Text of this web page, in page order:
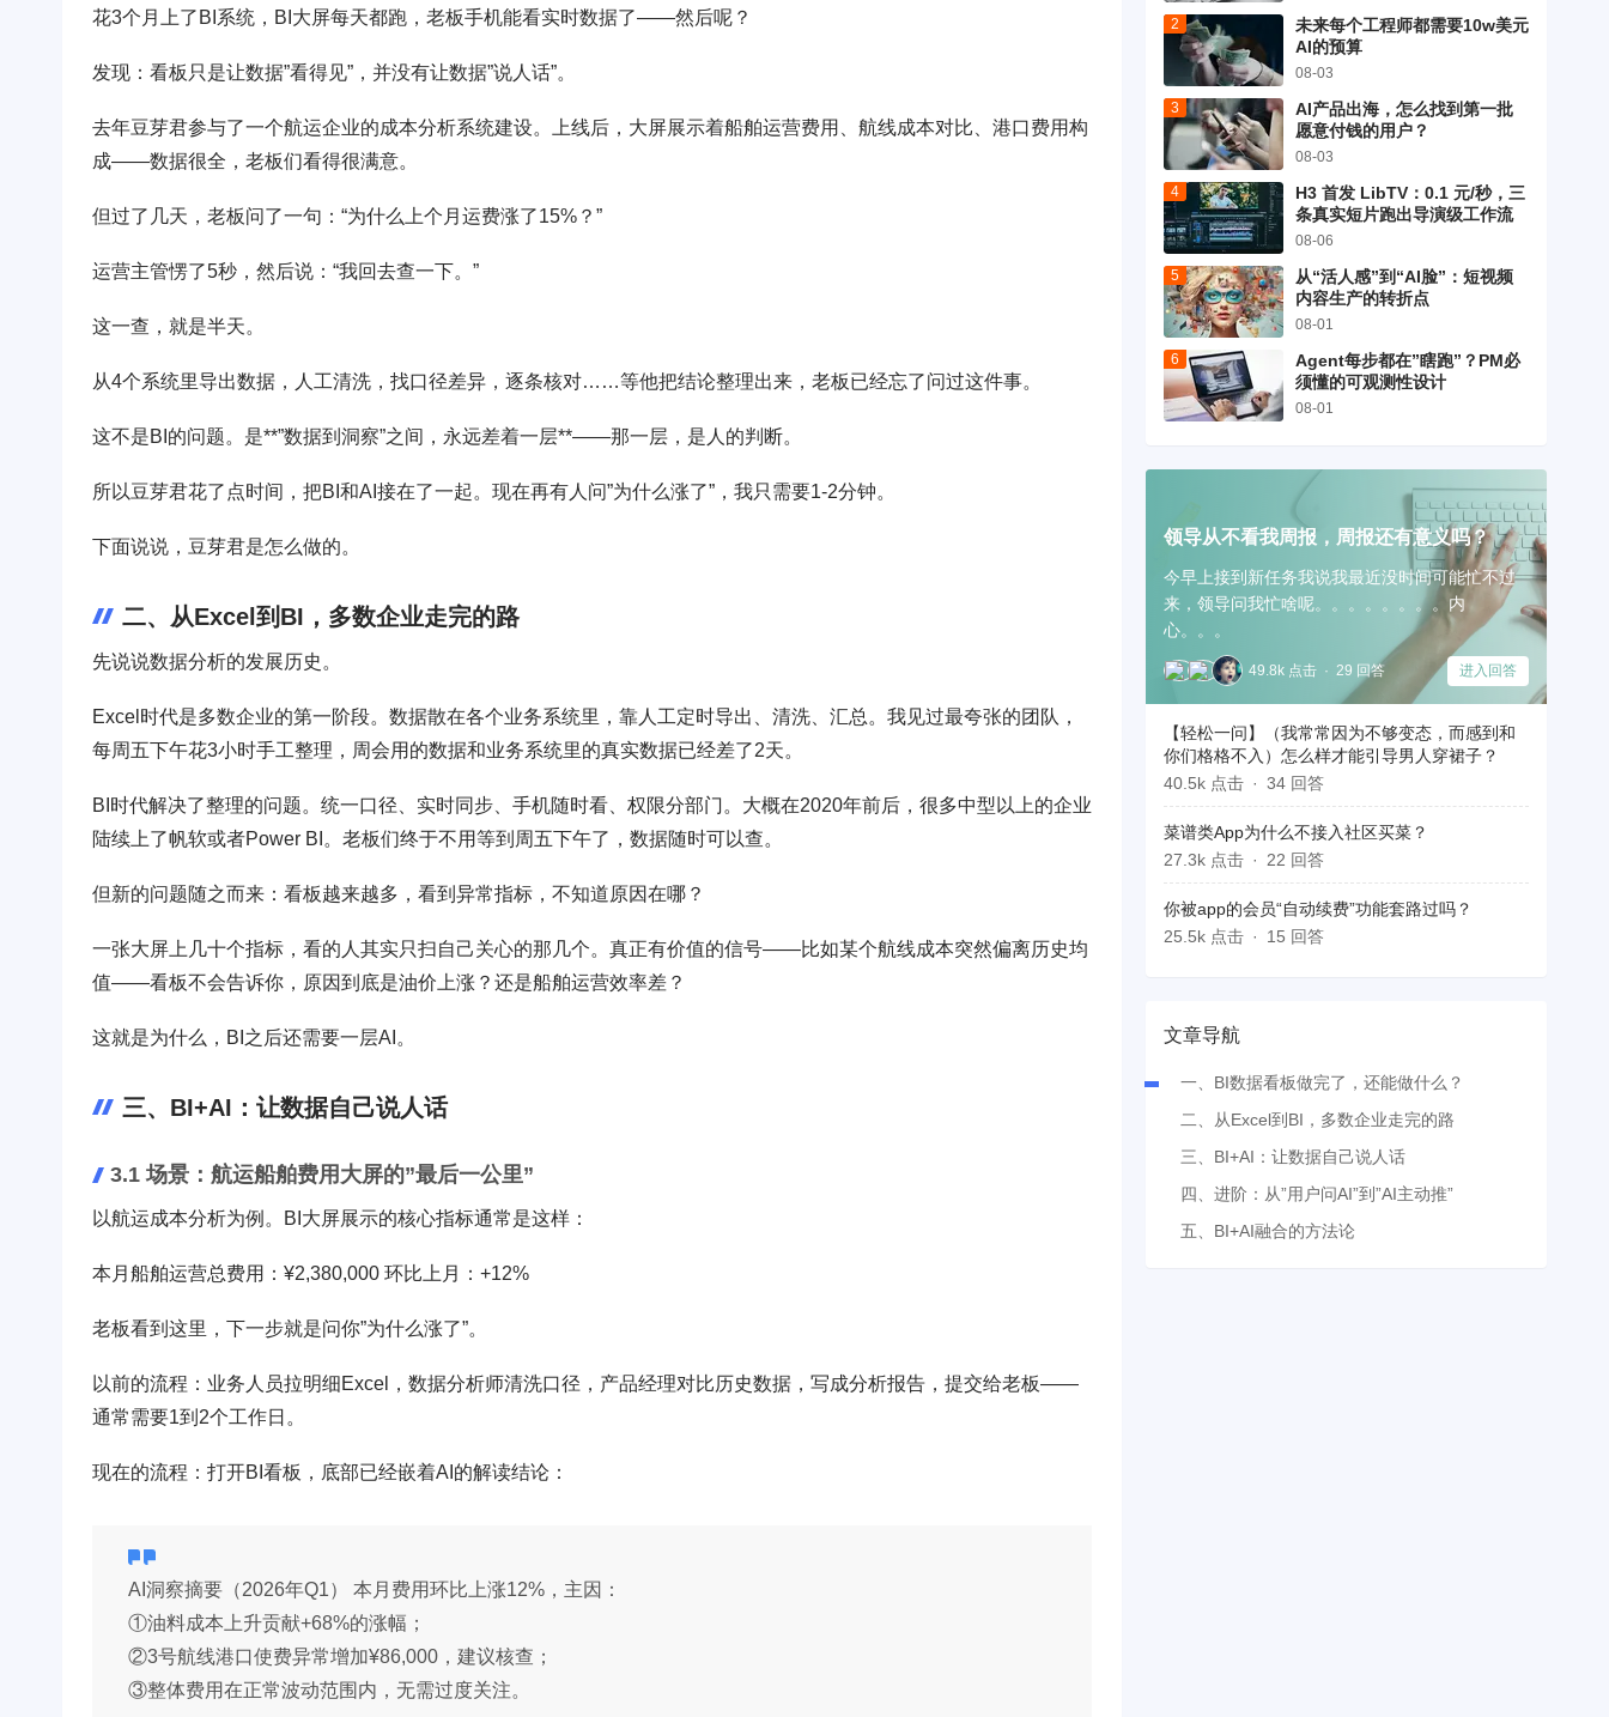
花3个月上了BI系统，BI大屏每天都跑，老板手机能看实时数据了——然后呢？
发现：看板只是让数据”看得见”，并没有让数据”说人话”。
去年豆芽君参与了一个航运企业的成本分析系统建设。上线后，大屏展示着船舶运营费用、航线成本对比、港口费用构
成——数据很全，老板们看得很满意。
但过了几天，老板问了一句：“为什么上个月运费涨了15%？”
运营主管愣了5秒，然后说：“我回去查一下。”
这一查，就是半天。
从4个系统里导出数据，人工清洗，找口径差异，逐条核对……等他把结论整理出来，老板已经忘了问过这件事。
这不是BI的问题。是**”数据到洞察”之间，永远差着一层**——那一层，是人的判断。
所以豆芽君花了点时间，把BI和AI接在了一起。现在再有人问”为什么涨了”，我只需要1-2分钟。
下面说说，豆芽君是怎么做的。
二、从Excel到BI，多数企业走完的路
先说说数据分析的发展历史。
Excel时代是多数企业的第一阶段。数据散在各个业务系统里，靠人工定时导出、清洗、汇总。我见过最夸张的团队，
每周五下午花3小时手工整理，周会用的数据和业务系统里的真实数据已经差了2天。
BI时代解决了整理的问题。统一口径、实时同步、手机随时看、权限分部门。大概在2020年前后，很多中型以上的企业
陆续上了帆软或者Power BI。老板们终于不用等到周五下午了，数据随时可以查。
但新的问题随之而来：看板越来越多，看到异常指标，不知道原因在哪？
一张大屏上几十个指标，看的人其实只扫自己关心的那几个。真正有价值的信号——比如某个航线成本突然偏离历史均
值——看板不会告诉你，原因到底是油价上涨？还是船舶运营效率差？
这就是为什么，BI之后还需要一层AI。
三、BI+AI：让数据自己说人话
3.1 场景：航运船舶费用大屏的”最后一公里”
以航运成本分析为例。BI大屏展示的核心指标通常是这样：
本月船舶运营总费用：¥2,380,000 环比上月：+12%
老板看到这里，下一步就是问你”为什么涨了”。
以前的流程：业务人员拉明细Excel，数据分析师清洗口径，产品经理对比历史数据，写成分析报告，提交给老板——
通常需要1到2个工作日。
现在的流程：打开BI看板，底部已经嵌着AI的解读结论：
AI洞察摘要（2026年Q1） 本月费用环比上涨12%，主因：
①油料成本上升贡献+68%的涨幅；
②3号航线港口使费异常增加¥86,000，建议核查；
③整体费用在正常波动范围内，无需过度关注。
未来每个工程师都需要10w美元
AI的预算
08-03
AI产品出海，怎么找到第一批
愿意付钱的用户？
08-03
H3 首发 LibTV：0.1 元/秒，三
条真实短片跑出导演级工作流
08-06
从“活人感”到“AI脸”：短视频
内容生产的转折点
08-01
Agent每步都在”瞎跑”？PM必
须懂的可观测性设计
08-01
领导从不看我周报，周报还有意义吗？
今早上接到新任务我说我最近没时间可能忙不过
来，领导问我忙啥呢。。。。。。。。内
心。。。
49.8k 点击 29 回答 进入回答
【轻松一问】（我常常因为不够变态，而感到和
你们格格不入）怎么样才能引导男人穿裙子？
40.5k 点击
34 回答
菜谱类App为什么不接入社区买菜？
27.3k 点击
22 回答
你被app的会员“自动续费”功能套路过吗？
25.5k 点击
15 回答
文章导航
一、BI数据看板做完了，还能做什么？
二、从Excel到BI，多数企业走完的路
三、BI+AI：让数据自己说人话
四、进阶：从”用户问AI”到”AI主动推”
五、BI+AI融合的方法论